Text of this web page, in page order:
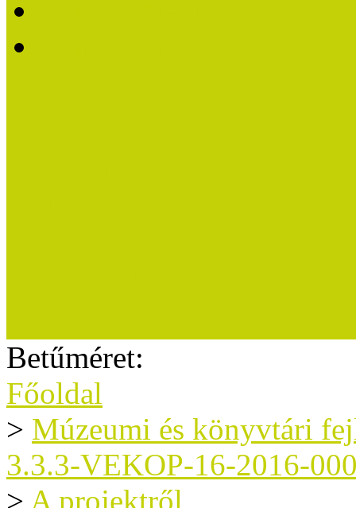
Betűméret:
Főoldal
> Múzeumi és könyvtári
3.3.3-VEKOP-16-2016-
> A projektről